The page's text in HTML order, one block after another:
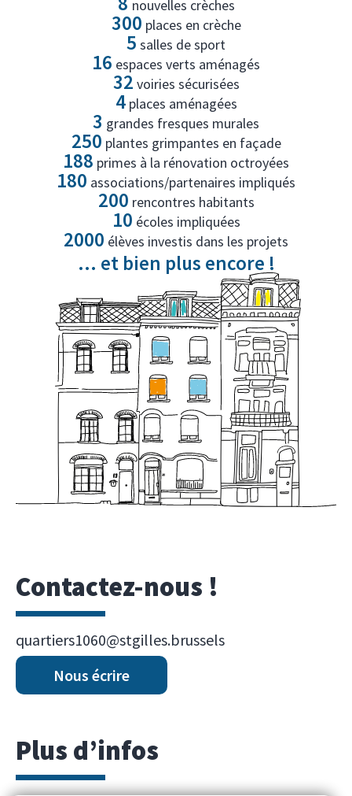
nouvelles crèches
300 places en crèche
5 salles de sport
16 espaces verts aménagés
32 voiries sécurisées
4places aménagées
3 grandes fresques murales
250 plantes grimpantes en façade
188 primes à la rénovation octroyées
180 associations/partenaires impliqués
200 rencontres habitants
10 écoles impliquées
2000 élèves investis dans les projets
... et bien plus encore !
Contactez-nous !
quartiers1060@stgilles.brussels
Nous écrire
Plus d’infos